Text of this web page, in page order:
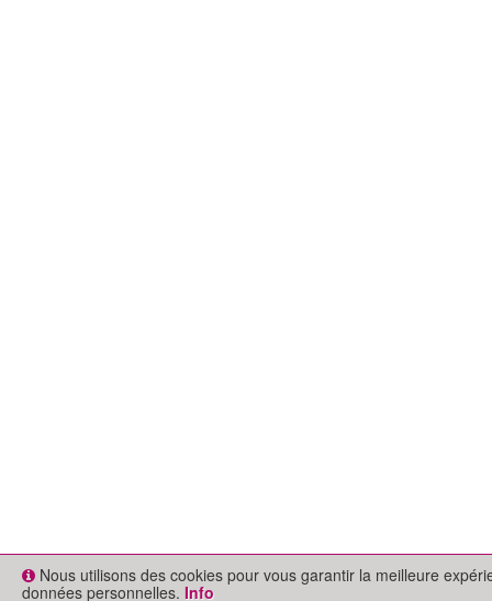
Nous utilisons des cookies pour vous garantir la meilleure
données personnelles. Info